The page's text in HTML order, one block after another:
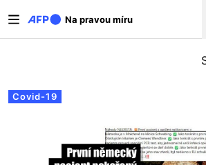
Na pravou míru
Hlavní záložky
Covid-19